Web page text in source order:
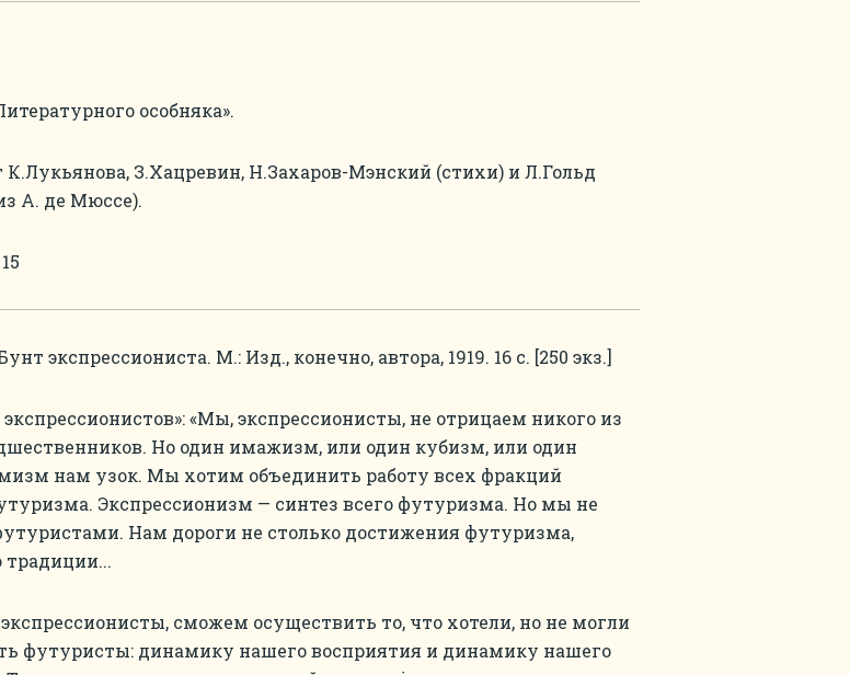
особняка».
З.Хацревин, Н.Захаров-Мэнский (стихи) и Л.Гольд
А. де Мюссе).
экспрессиониста. М.: Изд., конечно, автора, 1919. 16 с. [250 экз.]
«Мы, экспрессионисты, не отрицаем никого из
Но один имажизм, или один кубизм, или один
нам узок. Мы хотим объединить работу всех фракций
Экспрессионизм — синтез всего футуризма. Но мы не
Нам дороги не столько достижения футуризма,
традиции...
сможем осуществить то, что хотели, но не могли
футуристы: динамику нашего восприятия и динамику нашего